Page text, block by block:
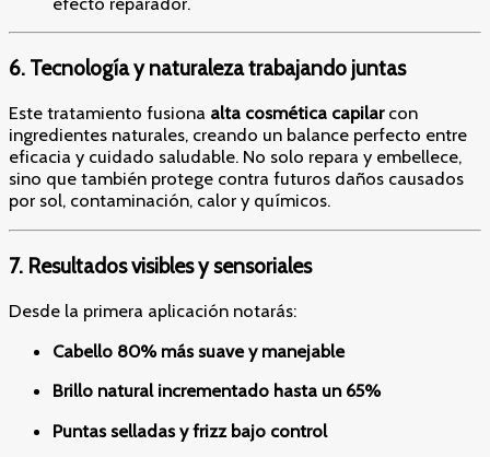
6. Tecnología y naturaleza trabajando juntas
Este tratamiento fusiona alta cosmética capilarcon
ingredientes naturales, creando un balance perfecto entre
eficacia y cuidado saludable. No solo repara y embellece,
sino que también protege contra futuros daños causados
por sol, contaminación, calor y químicos.
7. Resultados visibles y sensoriales
Desde la primera aplicación notarás:
Cabello 80% más suave y manejable
Brillo natural incrementado hasta un 65%
Puntas selladas y frizz bajo control